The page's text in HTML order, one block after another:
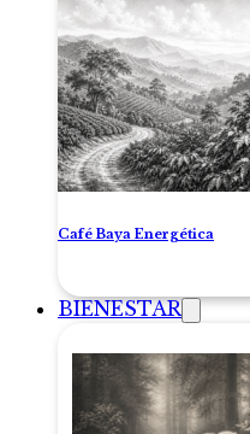
Café Baya Energética
BIENESTAR